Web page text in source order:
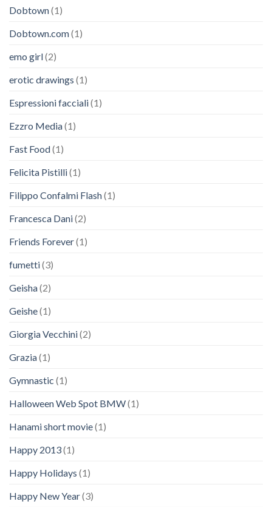
Dobtown(1)
Dobtown.com(1)
emo girl(2)
erotic drawings (1)
Espressioni facciali(1)
Ezzro Media(1)
Fast Food(1)
Felicita Pistilli(1)
Filippo Confalmi Flash(1)
Francesca Dani(2)
Friends Forever(1)
fumetti(3)
Geisha(2)
Geishe(1)
Giorgia Vecchini(2)
Grazia(1)
Gymnastic (1)
Halloween Web Spot BMW(1)
Hanami short movie(1)
Happy 2013(1)
Happy Holidays (1)
Happy New Year(3)